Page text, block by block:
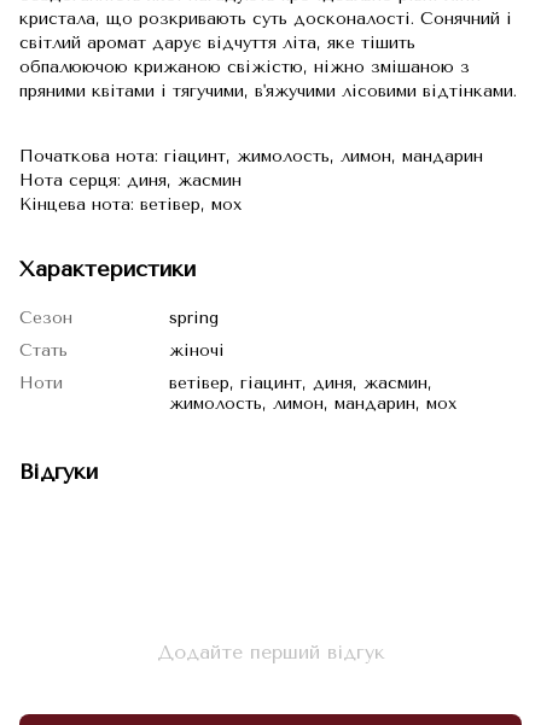
кристала, що розкривають суть досконалості. Сонячний і
світлий аромат дарує відчуття літа, яке тішить
обпалюючою крижаною свіжістю, ніжно змішаною з
пряними квітами і тягучими, в'яжучими лісовими відтінками.
Початкова нота: гіацинт, жимолость, лимон, мандарин
Нота серця: диня, жасмин
Кінцева нота: ветівер, мох
Характеристики
Сезон
spring
Стать
жіночі
Ноти
ветівер, гіацинт, диня, жасмин,
жимолость, лимон, мандарин, мох
Відгуки
Додайте перший відгук